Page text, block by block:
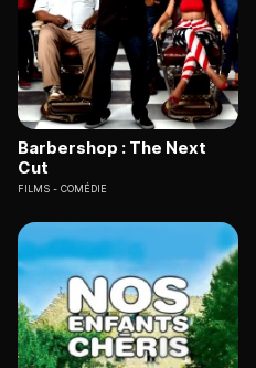
Barbershop : The Next
Cut
FILMS COMÉDIE